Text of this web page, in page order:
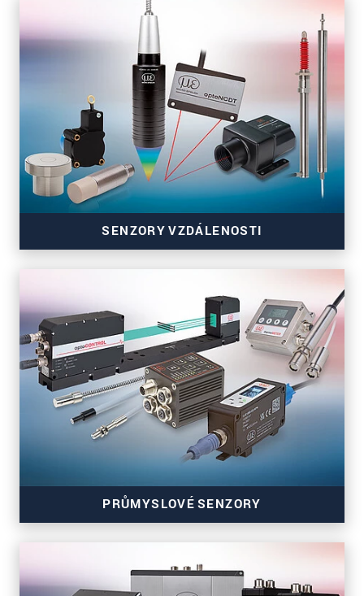
SENZORY VZDÁLENOSTI
Přesné snímače vzdálenosti pro automatizaci a
stavbu strojů
PRŮMYSLOVÉ SENZORY